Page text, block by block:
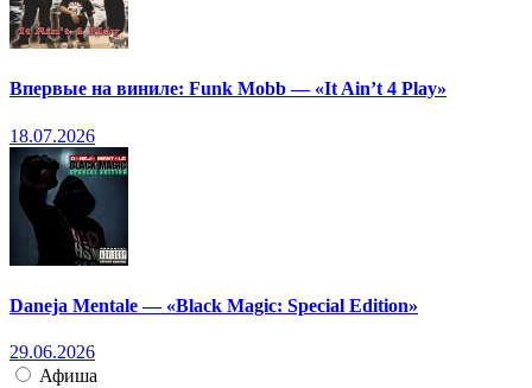
Впервые на виниле: Funk Mobb — «It Ain’t 4 Play»
18.07.2026
Daneja Mentale — «Black Magic: Special Edition»
29.06.2026
Афиша